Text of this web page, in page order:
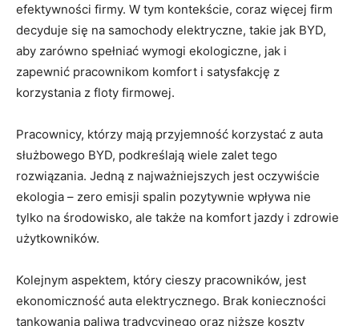
efektywności firmy. W tym⁢ kontekście,‍ coraz więcej firm
decyduje się na samochody elektryczne,​ takie ‌jak BYD,
aby zarówno spełniać wymogi ekologiczne, ‍jak i
zapewnić‍ pracownikom komfort ⁣i satysfakcję z
korzystania z‍ floty firmowej.
Pracownicy, którzy mają ​przyjemność korzystać z auta
służbowego BYD, podkreślają wiele ​zalet tego
rozwiązania.​ Jedną‍ z najważniejszych jest oczywiście
‍ekologia – zero emisji spalin pozytywnie wpływa nie
tylko na środowisko, ale także na komfort jazdy i zdrowie
użytkowników.
Kolejnym aspektem, który cieszy pracowników, jest
ekonomiczność auta elektrycznego. Brak konieczności
tankowania paliwa tradycyjnego oraz niższe koszty⁤